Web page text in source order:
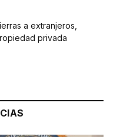
a extranjeros,
privada